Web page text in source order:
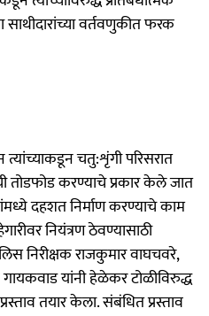
वर्तवणुकीत फरक
त्यांच्याकडून चतु:शृंगी परिसरात
तोडफोड करण्याचे प्रकार केले जात
दहशत निर्माण करण्याचे काम
नियंत्रण ठेवण्यासाठी
निरीक्षक राजकुमार वाघचवरे,
गायकवाड यांनी हेळेकर टोळीविरुद्ध
तयार केला. संबंधित प्रस्ताव